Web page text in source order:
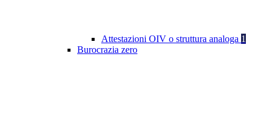
Attestazioni OIV o struttura analoga 1
Burocrazia zero